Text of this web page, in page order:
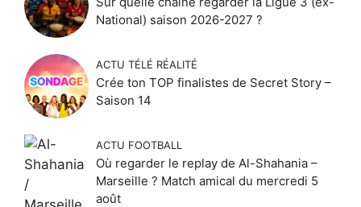
National) saison 2026-2027 ?
ACTU TÉLÉ RÉALITÉ
Crée ton TOP finalistes de Secret Story –
Saison 14
ACTU FOOTBALL
Où regarder le replay de Al-Shahania –
Marseille ? Match amical du mercredi 5
août